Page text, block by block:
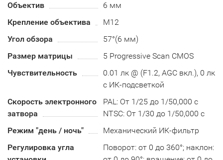
Объектив
6 мм
Крепление объектива
М12
Угол обзора
57°(6 мм)
Размер матрицы
5 Progressive Scan CMOS
Чувствительность
0.01 лк @ (F1.2, AGC вкл.), 0 лк
с ИК-подсветкой
Скорость электронного
затвора
PAL: От 1/25 до 1/50,000 с
NTSC: От 1/30 до 1/50,000 с
Режим "день / ночь"
Механический ИК-фильтр
Регулировка угла
Поворот: от 0 до 360°; наклон: